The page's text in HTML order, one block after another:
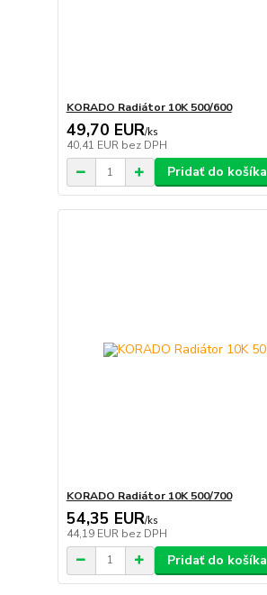
KORADO Radiátor 10K 500/600
49,70 EUR/ks
40,41 EUR bez DPH
Pridať do košíka
KORADO Radiátor 10K 500/700
54,35 EUR/ks
44,19 EUR bez DPH
Pridať do košíka